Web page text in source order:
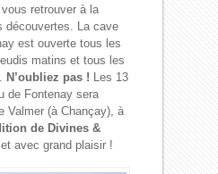
retrouver à la
découvertes. La cave
est ouverte tous les
matins et tous les
N’oubliez pas ! Les 13
de Fontenay sera
Valmer (à Chançay), à
de Divines &
avec grand plaisir !